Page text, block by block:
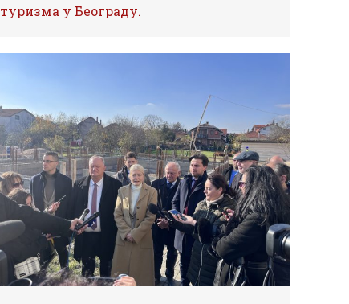
туризма у Београду.